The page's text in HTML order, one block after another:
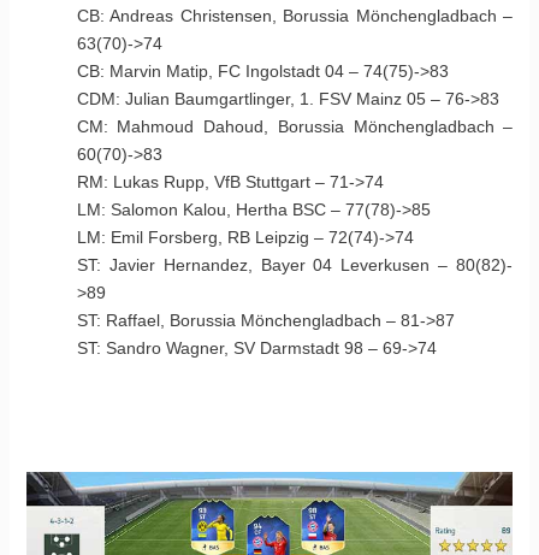
CB: Andreas Christensen, Borussia Mönchengladbach –
63(70)->74
CB: Marvin Matip, FC Ingolstadt 04 – 74(75)->83
CDM: Julian Baumgartlinger, 1. FSV Mainz 05 – 76->83
CM: Mahmoud Dahoud, Borussia Mönchengladbach –
60(70)->83
RM: Lukas Rupp, VfB Stuttgart – 71->74
LM: Salomon Kalou, Hertha BSC – 77(78)->85
LM: Emil Forsberg, RB Leipzig – 72(74)->74
ST: Javier Hernandez, Bayer 04 Leverkusen – 80(82)-
>89
ST: Raffael, Borussia Mönchengladbach – 81->87
ST: Sandro Wagner, SV Darmstadt 98 – 69->74